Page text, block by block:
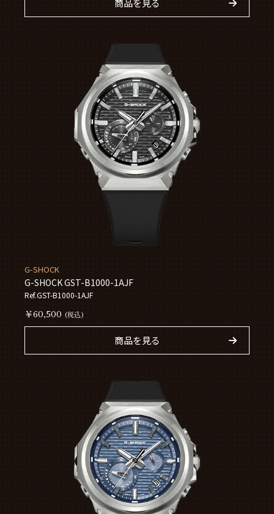
G-SHOCK
G-SHOCK GST-B1000-1AJF
Ref.GST-B1000-1AJF
￥60,500 (税込)
商品を見る